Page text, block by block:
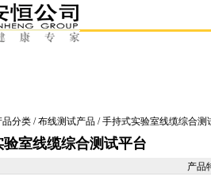
品分类 /布线测试产品 / 手持式实验室线缆综合测
室线缆综合测试平台
产品